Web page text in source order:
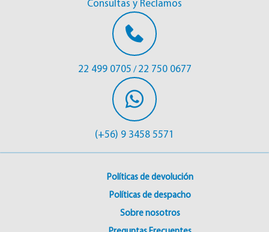
Consultas y Reclamos
22 499 0705 / 22 750 0677
(+56) 9 3458 5571
Políticas de devolución
Políticas de despacho
Sobre nosotros